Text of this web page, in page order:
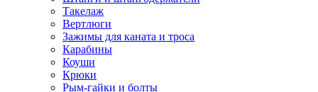
Такелаж
Вертлюги
Зажимы для каната и троса
Карабины
Коуши
Крюки
Рым-гайки и болты